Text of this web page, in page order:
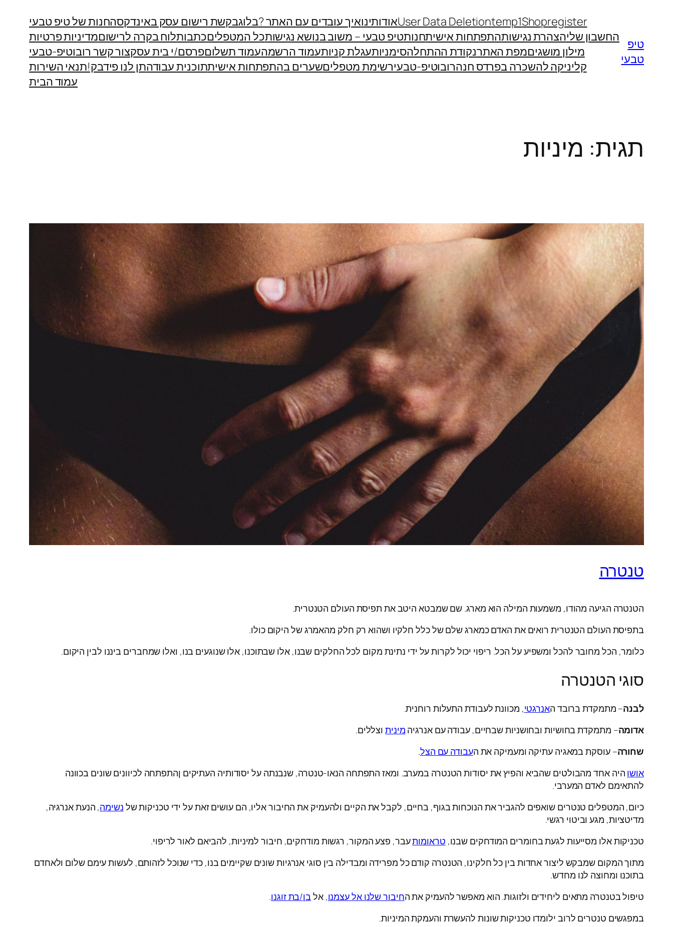
טיפ
טבעי
register
Shop
temp1
User Data Deletionאודותינואיך עובדים עם האתר ?בלוגבקשת רישום עסק באינדקסהחנות של טיפ טבעי
החשבון שליהצהרת נגישותהתפתחות אישיתחנותטיפ טבעי – משוב בנושא נגישותכל המטפליםכתבותלוח בקרה לרישוםמדיניות פרטיות
מילון מושגיםמפת האתרנקודת ההתחלהסימניותעגלת קניותעמוד הרשמהעמוד תשלוםפרסם/י בית עסקצור קשר רובוטיפ-טבעי
קליניקה להשכרה בפרדס חנהרובוטיפ-טבעירשימת מטפליםשערים בהתפתחות אישיתתוכנית עבודהתן לנו פידבק!תנאי השירות
עמוד הבית
תגית: מיניות
טנטרה
הטנטרה הגיעה מהודו, משמעות המילה הוא מארג. שם שמבטא היטב את תפיסת העולם הטנטרית.
בתפיסת העולם הטנטרית רואים את האדם כמארג שלם של כלל חלקיו ושהוא רק חלק מהאמרג של היקום כולו.
כלומר, הכל מחובר להכל ומשפיע על הכל. ריפוי יכול לקרות על ידי נתינת מקום לכל החלקים שבנו, אלו שבתוכנו, אלו שנוגעים בנו, ואלו שמחברים ביננו לבין היקום.
סוגי הטנטרה
לבנה– מתמקדת ברובד האנרגטי, מכוונת לעבודת התעלות רוחנית.
אדומה– מתמקדת בחושיות ובחושניות שבחיים, עבודה עם אנרגיה מיניתוצללים.
שחורה– עוסקת במאגיה עתיקה ומעמיקה את העבודה עם הצל.
אושו היה אחד מהבולטים שהביא והפיץ את יסודות הטנטרה במערב. ומאז התפתחה הנאו-טנטרה, שנבנתה על יסודותיה העתיקים ןהתפתחה לכיוונים שונים בכוונה
להתאימם לאדם המערבי.
כיום, המטפלים טנטרים שואפים להגביר את הנוכחות בגוף, בחיים, לקבל את הקיים ולהעמיק את החיבור אליו, הם עושים זאת על ידי טכניקות של נשימה, הנעת אנרגיה,
מדיטציות, מגע וביטוי רגשי.
טכניקות אלו מסייעות לגעת בחומרים המודחקים שבנו, טראומותעבר, פצע המקור, רגשות מודחקים, חיבור למיניות, להביאם לאור לריפוי.
מתוך המקום שמבקש ליצור אחדות בין כל חלקינו, הטנטרה קודם כל מפרידה ומבדילה בין סוגי אנרגיות שונים שקיימים בנו, כדי שנוכל לזהותם, לעשות עימם שלום ולאחדם
בתוכנו ומחוצה לנו מחדש.
טיפול בטנטרה מתאים ליחידים ולזוגות. הוא מאפשר להעמיק את החיבור שלנו אל עצמנו, אלבן/בת זוגנו.
במפגשים טנטרים לרוב ילומדו טכניקות שונות להעשרת והעמקת המיניות.